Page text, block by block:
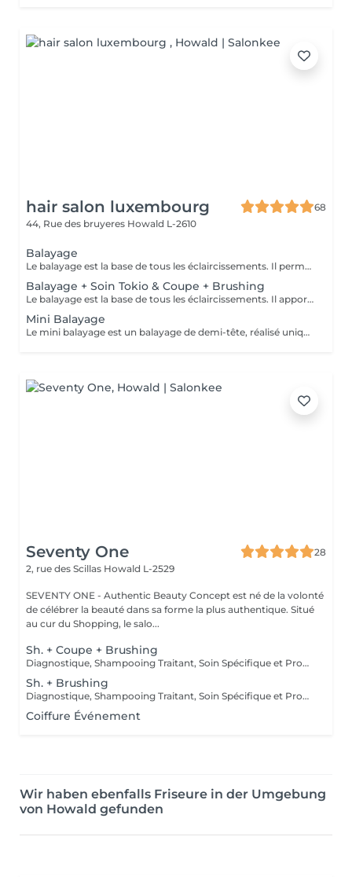
hair salon luxembourg
68
44, Rue des bruyeres Howald L-2610
Balayage
Le balayage est la base de tous les éclaircissements. Il permet d'apporter de la lumière et de la profondeur grâce à un éclaircissement fondu pouvant aller jusqu'à quatre tons. Cette prestation est généralement réalisée tous les 4 à 6 mois et constitue la base des mini-balayages et des contourings, qui permettent ensuite d'entretenir le résultat sans refaire un balayage complet.
Balayage + Soin Tokio & Coupe + Brushing
Le balayage est la base de tous les éclaircissements. Il apporte lumière et profondeur grâce à un fondu pouvant aller jusqu'à quatre tons. Réalisé tous les 4 à 6 mois, il constitue la base des mini-balayages et des contourings. Pour un résultat optimal, nous recommandons d'y associer le Soin Tokio Inkarami, notre protocole japonais qui répare la fibre en profondeur, renforce le cheveu et prolonge durablement la beauté et l'éclat de votre balayage.
Mini Balayage
Le mini balayage est un balayage de demi-tête, réalisé uniquement sur les zones visibles afin d'entretenir un balayage existant. Il ne s'agit pas d'un balayage complet. Cette prestation est idéale tous les 2 à 3 mois pour raviver votre balayage entre deux prestations complètes. Attention : cette prestation est exclusivement destinée à l'entretien d'un balayage. Si, lors du diagnostic, un balayage complet s'avère nécessaire, le rendez-vous devra être reprogrammé avec la prestation adaptée. Dans ce cas, le mini balayage réservé restera intégralement dû, le temps ayant été spécialement bloqué pour votre rendez-vous. Il appartient à chaque cliente de réserver la prestation correspondant à ses besoins : le balayage pour un éclaircissement complet, ou le mini balayage pour un simple entretien de la partie supérieure du cheveu.
Seventy One
28
2, rue des Scillas Howald L-2529
SEVENTY ONE - Authentic Beauty Concept est né de la volonté
de célébrer la beauté dans sa forme la plus authentique. Situé
au cur du Shopping, le salo...
Sh. + Coupe + Brushing
Diagnostique, Shampooing Traitant, Soin Spécifique et Produits Coiffants inclus
Sh. + Brushing
Diagnostique, Shampooing Traitant, Soin Spécifique et Produits Coiffants inclus
Coiffure Événement
Wir haben ebenfalls Friseure in der Umgebung
von Howald gefunden